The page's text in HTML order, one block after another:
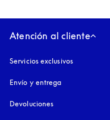
Atención al cliente
Servicios exclusivos
Envío y entrega
Devoluciones